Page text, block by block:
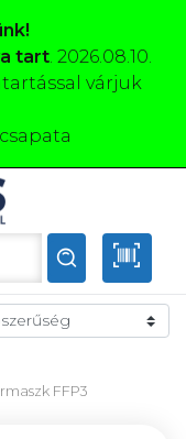
tart. 2026.08.10.
várjuk
FFP3